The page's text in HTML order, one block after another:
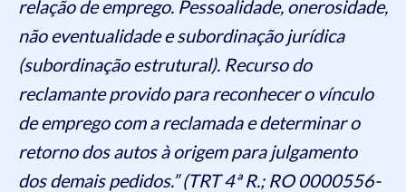
relação de emprego. Pessoalidade, onerosidade,
não eventualidade e subordinação jurídica
(subordinação estrutural). Recurso do
reclamante provido para reconhecer o vínculo
de emprego com a reclamada e determinar o
retorno dos autos à origem para julgamento
dos demais pedidos.” (TRT 4ª R.; RO 0000556-